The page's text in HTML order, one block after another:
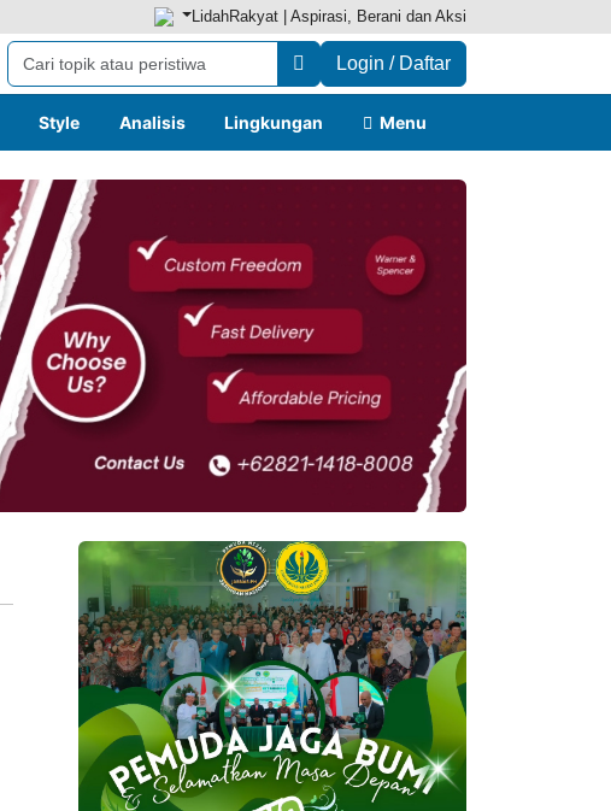
LidahRakyat | Aspirasi, Berani dan Aksi
Login / Daftar
Style Analisis Lingkungan Menu